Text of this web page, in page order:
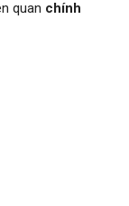
quan chính